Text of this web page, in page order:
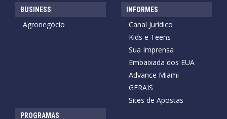
BUSINESS
Agronegócio
INFORMES
Canal Jurídico
Kids e Teens
Sua Imprensa
Embaixada dos EUA
Advance Miami
GERAIS
Sites de Apostas
PROGRAMAS